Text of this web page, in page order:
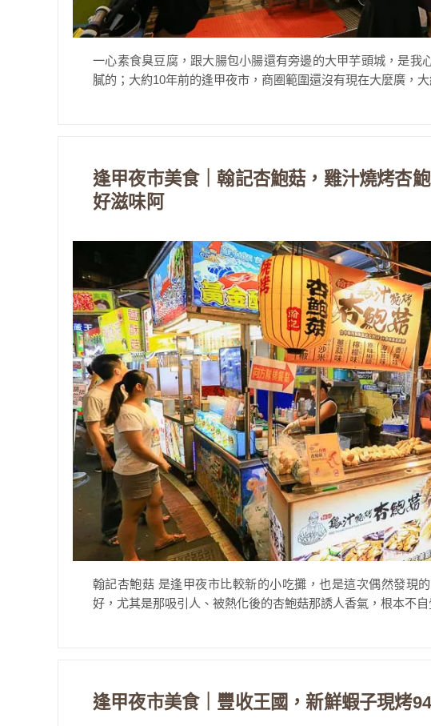
一心素食臭豆腐，跟大腸包小腸還有旁邊的大甲芋頭城，是我
膩的；大約10年前的逢甲夜市，商圈範圍還沒有現在大麼廣，
逢甲夜市美食｜翰記杏鮑菇，雞汁燒烤杏
好滋味阿
翰記杏鮑菇 是逢甲夜市比較新的小吃攤，也是這次偶然發現
好，尤其是那吸引人、被熱化後的杏鮑菇那誘人香氣，根本不自
逢甲夜市美食｜豐收王國，新鮮蝦子現烤